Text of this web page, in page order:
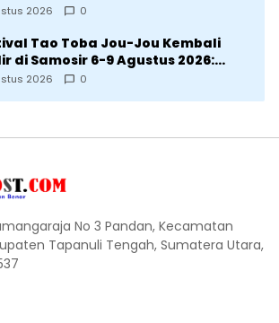
Kekerasan
2026 0
Tao Toba Jou-Jou Kembali
di Samosir 6-9 Agustus 2026:
Saksikan Kemeriahan dan Raih
2026 0
No 3 Pandan, Kecamatan
Tapanuli Tengah, Sumatera Utara,